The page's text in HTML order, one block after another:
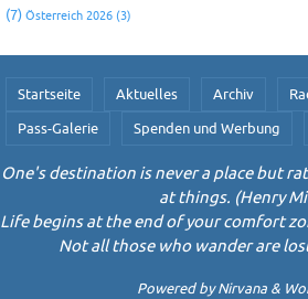
(7) Österreich 2026 (3)
Startseite Aktuelles Archiv
Pass-Galerie
Spenden und Werbung
One's destination is never a place but
at things. (Henry
Life begins at the end of your comfort
Not all those who wander are
Powered byNirvana&